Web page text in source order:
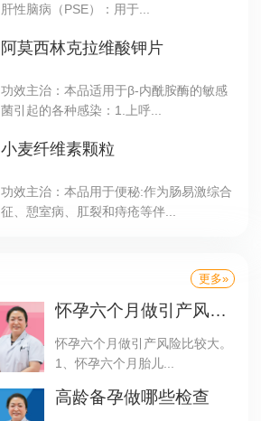
肝性脑病（PSE）：用于...
阿莫西林克拉维酸钾片
功效主治：本品适用于β-内酰胺酶的敏感
菌引起的各种感染：1.上呼...
小麦纤维素颗粒
功效主治：本品用于便秘:作为肠易激综合
征、憩室病、肛裂和痔疮等伴...
更多»
怀孕六个月做引产风险大吗
怀孕六个月做引产风险比较大。
1、怀孕六个月胎儿...
高龄备孕做哪些检查